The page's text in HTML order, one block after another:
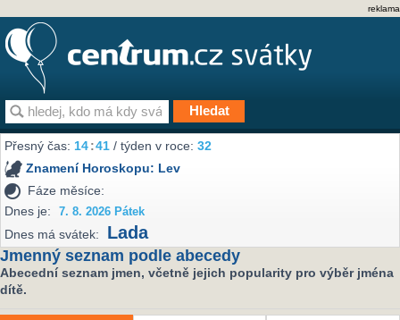
reklama
Přesný čas:14:41 / týden v roce:32
Znamení Horoskopu: Lev
Fáze měsíce:
Dnes je:
7. 8. 2026 Pátek
Dnes má svátek: Lada
Jmenný seznam podle abecedy
Abecední seznam jmen, včetně jejich popularity pro výběr jména
dítě.